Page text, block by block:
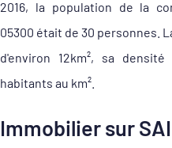
2016, la population de la
05300 était de 30 personnes.
d'environ 12km², sa
habitants au km².
Immobilier sur